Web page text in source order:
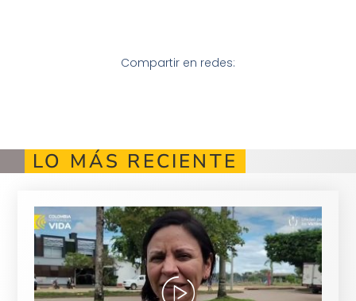
Compartir en redes:
LO MÁS RECIENTE